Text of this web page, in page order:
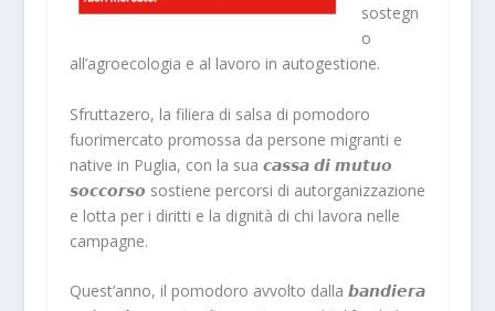
sostegn
o
all’agroecologia e al lavoro in autogestione.
Sfruttazero, la filiera di salsa di pomodoro
fuorimercato promossa da persone migranti e
native in Puglia, con la sua 𝙘𝙖𝙨𝙨𝙖 𝙙𝙞 𝙢𝙪𝙩𝙪𝙤
𝙨𝙤𝙘𝙘𝙤𝙧𝙨𝙤 sostiene percorsi di autorganizzazione
e lotta per i diritti e la dignità di chi lavora nelle
campagne.
Quest’anno, il pomodoro avvolto dalla 𝙗𝙖𝙣𝙙𝙞𝙚𝙧𝙖